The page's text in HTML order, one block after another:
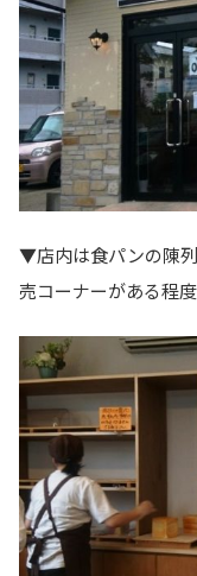
▼店内は食パンの陳
売コーナーがある程度